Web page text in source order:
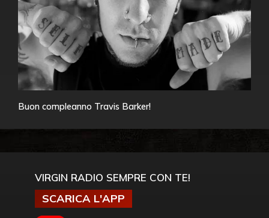
Buon compleanno Travis Barker!
VIRGIN RADIO SEMPRE CON TE!
SCARICA L'APP